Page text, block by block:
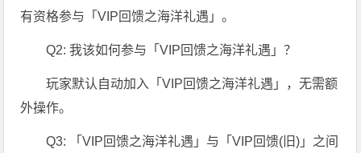
有资格参与「VIP回馈之海洋礼遇」。
Q2: 我该如何参与「VIP回馈之海洋礼遇」？
玩家默认自动加入「VIP回馈之海洋礼遇」，无需额
外操作。
Q3: 「VIP回馈之海洋礼遇」与「VIP回馈(旧)」之间